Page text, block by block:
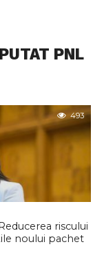
PNL
493
riscului
noului pachet